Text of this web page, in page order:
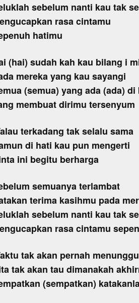
sebelum nanti kau tak
rasa cintamu
hatimu
(hai) sudah kah kau bilang i
mereka yang kau sayangi
(semua) yang ada (ada)
membuat dirimu tersenyum
terkadang tak selalu sama
di hati kau pun mengerti
ini begitu berharga
semuanya terlambat
terima kasihmu pada
sebelum nanti kau tak
rasa cintamu
tak akan pernah menunggu
tak akan tau dimanakah
(sempatkan)